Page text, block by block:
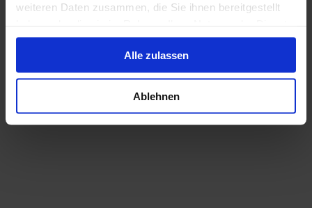
weiteren Daten zusammen, die Sie ihnen bereitgestellt
gesammelt haben.
Alle zulassen
Ablehnen